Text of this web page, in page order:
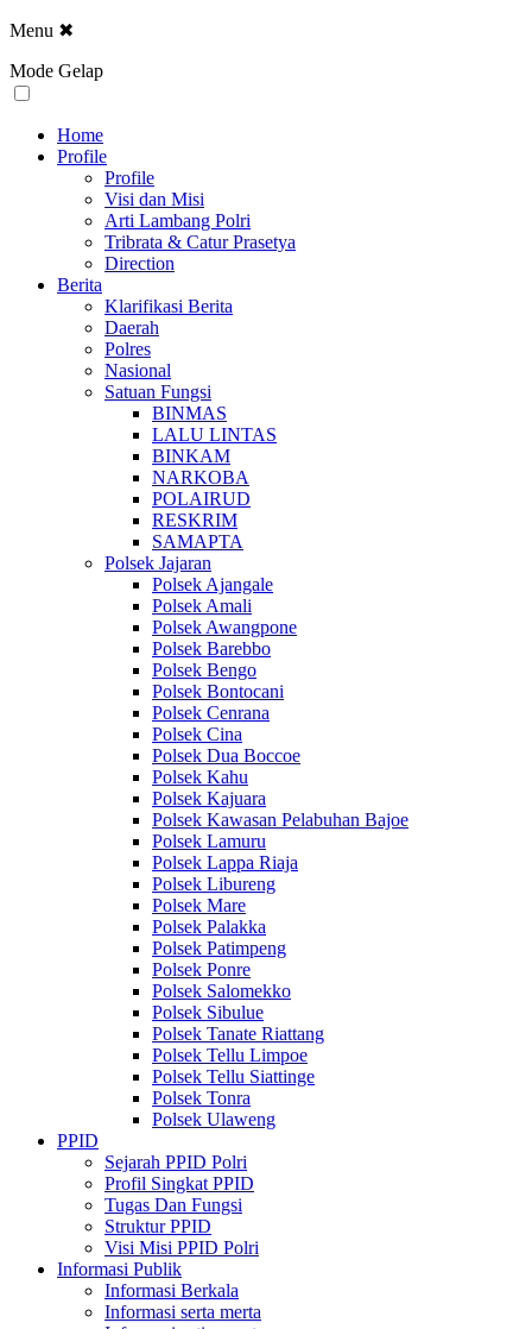
Menu ✖
Mode Gelap
Home
Profile
Profile
Visi dan Misi
Arti Lambang Polri
Tribrata & Catur Prasetya
Direction
Berita
Klarifikasi Berita
Daerah
Polres
Nasional
Satuan Fungsi
BINMAS
LALU LINTAS
BINKAM
NARKOBA
POLAIRUD
RESKRIM
SAMAPTA
Polsek Jajaran
Polsek Ajangale
Polsek Amali
Polsek Awangpone
Polsek Barebbo
Polsek Bengo
Polsek Bontocani
Polsek Cenrana
Polsek Cina
Polsek Dua Boccoe
Polsek Kahu
Polsek Kajuara
Polsek Kawasan Pelabuhan Bajoe
Polsek Lamuru
Polsek Lappa Riaja
Polsek Libureng
Polsek Mare
Polsek Palakka
Polsek Patimpeng
Polsek Ponre
Polsek Salomekko
Polsek Sibulue
Polsek Tanate Riattang
Polsek Tellu Limpoe
Polsek Tellu Siattinge
Polsek Tonra
Polsek Ulaweng
PPID
Sejarah PPID Polri
Profil Singkat PPID
Tugas Dan Fungsi
Struktur PPID
Visi Misi PPID Polri
Informasi Publik
Informasi Berkala
Informasi serta merta